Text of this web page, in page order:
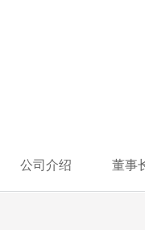
公司介绍 董事